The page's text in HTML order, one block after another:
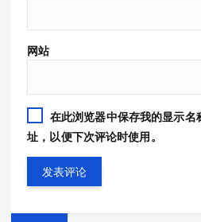
网站
在此浏览器中保存我的显示
址，以便下次评论时使用。